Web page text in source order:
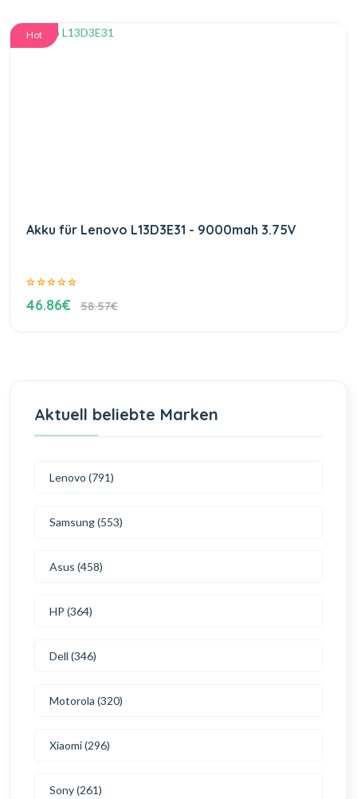
Hot
Akku für Lenovo L13D3E31 - 9000mah 3.75V
46.86€ 58.57€
Aktuell beliebte Marken
Lenovo (791)
Samsung (553)
Asus (458)
HP (364)
Dell (346)
Motorola (320)
Xiaomi (296)
Sony (261)